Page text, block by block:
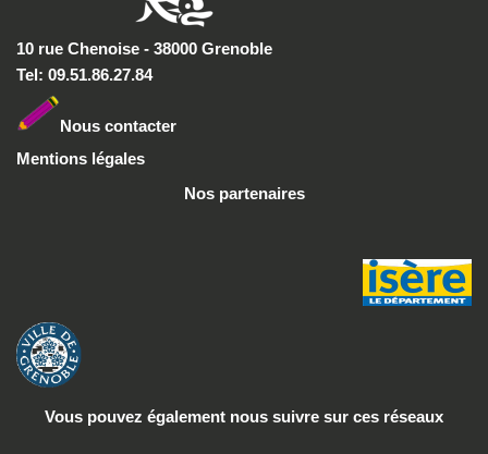
10 rue Chenoise - 38000 Grenoble
Tel: 09.51.86.27.84
Nous contacter
Mentions légales
Nos partenaires
Vous pouvez également nous suivre sur ces réseaux